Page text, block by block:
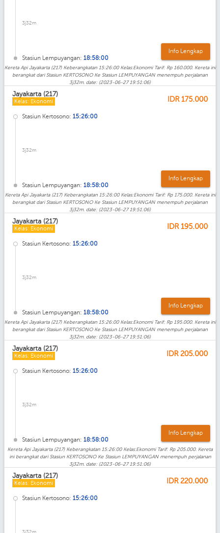
3j32m
Stasiun Lempuyangan: 18:58:00
Info Lengkap
Kereta Api Jayakarta (217) Keberangkatan 15:26:00 Kelas:Ekonomi Tarif: Rp 160.000. Kereta ini
berangkat dari Stasiun KERTOSONO Ke Stasiun LEMPUYANGAN menempuh perjalanan
3j32m. date: (2023-06-27 19:51:06)
Jayakarta (217)
Kelas: Ekonomi IDR175.000
Stasiun Kertosono: 15:26:00
3j32m
Stasiun Lempuyangan: 18:58:00
Info Lengkap
Kereta Api Jayakarta (217) Keberangkatan 15:26:00 Kelas:Ekonomi Tarif: Rp 175.000. Kereta ini
berangkat dari Stasiun KERTOSONO Ke Stasiun LEMPUYANGAN menempuh perjalanan
3j32m. date: (2023-06-27 19:51:06)
Jayakarta (217)
Kelas: Ekonomi IDR195.000
Stasiun Kertosono: 15:26:00
3j32m
Stasiun Lempuyangan: 18:58:00
Info Lengkap
Kereta Api Jayakarta (217) Keberangkatan 15:26:00 Kelas:Ekonomi Tarif: Rp 195.000. Kereta ini
berangkat dari Stasiun KERTOSONO Ke Stasiun LEMPUYANGAN menempuh perjalanan
3j32m. date: (2023-06-27 19:51:06)
Jayakarta (217)
Kelas: Ekonomi IDR 205.000
Stasiun Kertosono: 15:26:00
3j32m
Stasiun Lempuyangan: 18:58:00
Info Lengkap
Kereta Api Jayakarta (217) Keberangkatan 15:26:00 Kelas:Ekonomi Tarif: Rp 205.000. Kereta
ini berangkat dari Stasiun KERTOSONO Ke Stasiun LEMPUYANGAN menempuh perjalanan
3j32m. date: (2023-06-27 19:51:06)
Jayakarta (217)
Kelas: Ekonomi IDR 220.000
Stasiun Kertosono: 15:26:00
3j32m